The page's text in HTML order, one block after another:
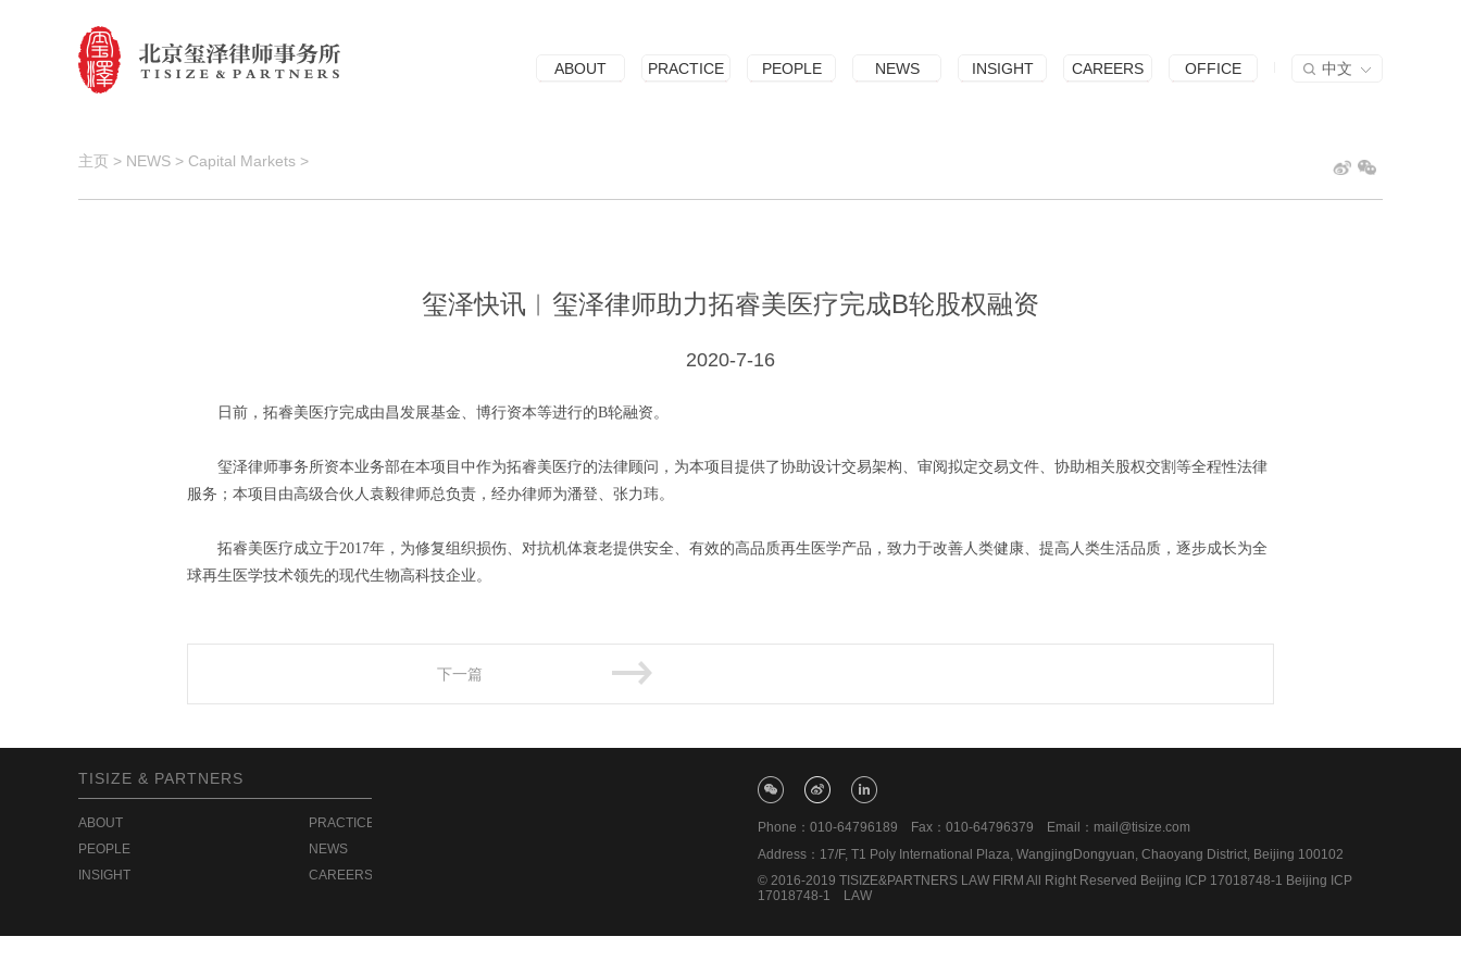
中文
ABOUT PRACTICE PEOPLE NEWS INSIGHT CAREERS OFFICE
主页 > NEWS > Capital Markets >
玺泽快讯︱玺泽律师助力拓睿美医疗完成B轮股权融资
2020-7-16
日前，拓睿美医疗完成由昌发展基金、博行资本等进行的B轮融资。
玺泽律师事务所资本业务部在本项目中作为拓睿美医疗的法律顾问，为本项目提供了协助设计交易架构、审阅拟定交易文件、协助相关股权交割等全程性法律
服务；本项目由高级合伙人袁毅律师总负责，经办律师为潘登、张力玮。
拓睿美医疗成立于2017年，为修复组织损伤、对抗机体衰老提供安全、有效的高品质再生医学产品，致力于改善人类健康、提高人类生活品质，逐步成长为全
球再生医学技术领先的现代生物高科技企业。
下一篇
TISIZE & PARTNERS
ABOUT
PRACTICE
PEOPLE
NEWS
INSIGHT
CAREERS
Phone：010-64796189 Fax：010-64796379 Email：mail@tisize.com
Address：17/F, T1 Poly International Plaza, WangjingDongyuan, Chaoyang District, Beijing 100102
© 2016-2019 TISIZE&PARTNERS LAW FIRM All Right Reserved Beijing ICP 17018748-1 Beijing ICP
17018748-1
LAW